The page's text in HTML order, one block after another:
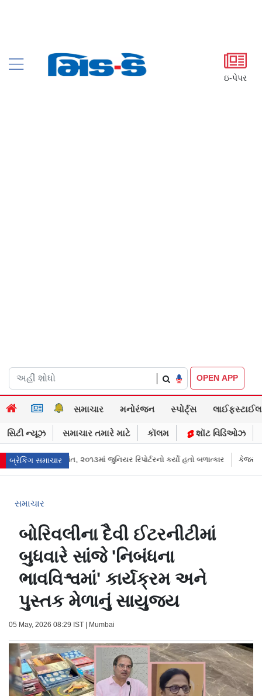
ઇ-પેપર
OPEN APP
સમાચાર મનોરંજન સ્પોર્ટ્સ લાઈફસ્ટાઈલ
સિટી ન્યૂઝ સમાચાર તમારે માટે કૉલમ શૉટ વિડિઓઝ
બ્રેકિંગ સમાચાર
દોષિત, ૨૦૧૩માં જુનિયર રિપોર્ટરનો કર્યો હતો બળાત્કાર કેજરીવાલનું
સમાચાર
બોરિવલીના દૈવી ઈટરનીટીમાં
બુધવારે સાંજે 'નિબંધના
ભાવવિશ્વમાં' કાર્યક્રમ અને
પુસ્તક મેળાનું સાયુજ્ય
05 May, 2026 08:29 IST | Mumbai